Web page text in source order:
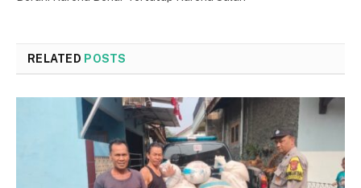
RELATED POSTS